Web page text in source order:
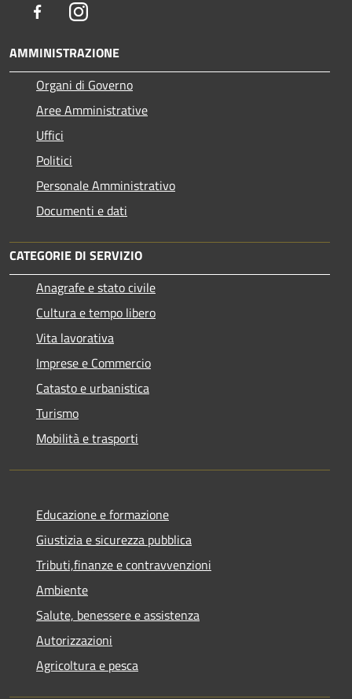
FacebookInstagram
AMMINISTRAZIONE
Organi di Governo
Aree Amministrative
Uffici
Politici
Personale Amministrativo
Documenti e dati
CATEGORIE DI SERVIZIO
Anagrafe e stato civile
Cultura e tempo libero
Vita lavorativa
Imprese e Commercio
Catasto e urbanistica
Turismo
Mobilità e trasporti
Educazione e formazione
Giustizia e sicurezza pubblica
Tributi,finanze e contravvenzioni
Ambiente
Salute, benessere e assistenza
Autorizzazioni
Agricoltura e pesca